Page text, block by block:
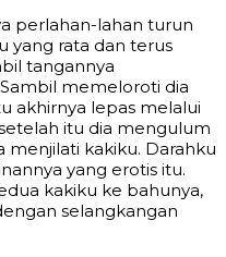
perlahan-lahan turun
yang rata dan terus
tangannya
memeloroti dia
akhirnya lepas melalui
itu dia mengulum
menjilati kakiku. Darahku
yang erotis itu.
kakiku ke bahunya,
selangkangan